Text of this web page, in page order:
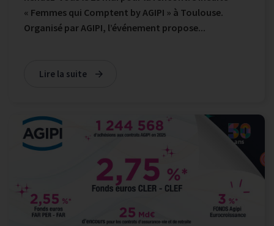
« Femmes qui Comptent by AGIPI » à Toulouse.
Organisé par AGIPI, l’événement propose...
Lire la suite